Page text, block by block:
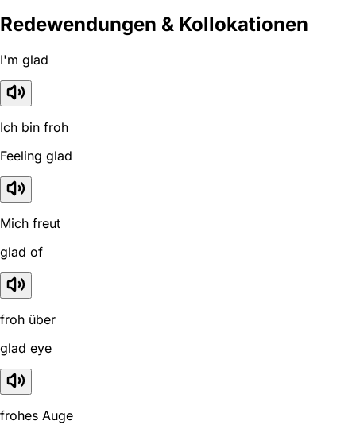
Redewendungen & Kollokationen
I'm glad
Ich bin froh
Feeling glad
Mich freut
glad of
froh über
glad eye
frohes Auge